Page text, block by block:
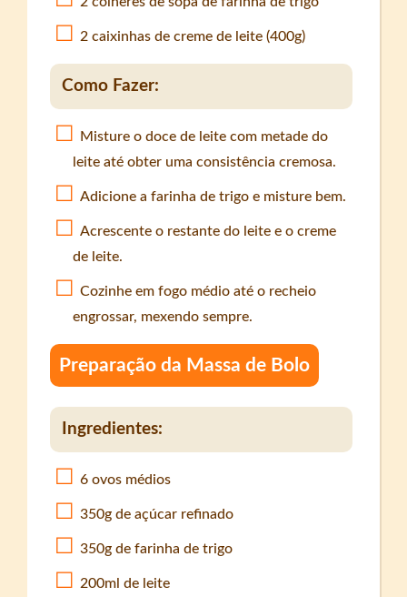
2 caixinhas de creme de leite (400g)
Como Fazer:
Misture o doce de leite com metade do
leite até obter uma consistência cremosa.
Adicione a farinha de trigo e misture bem.
Acrescente o restante do leite e o creme
de leite.
Cozinhe em fogo médio até o recheio
engrossar, mexendo sempre.
Preparação da Massa de Bolo
Ingredientes:
6 ovos médios
350g de açúcar refinado
350g de farinha de trigo
200ml de leite